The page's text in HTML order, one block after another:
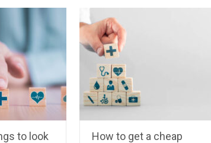
to look
How to get a cheap